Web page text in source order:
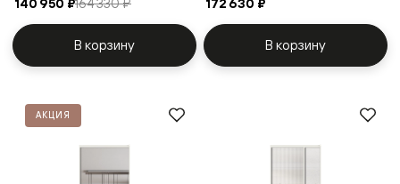
140 950 ₽
В корзину
172 630 ₽
В корзину
АКЦИЯ